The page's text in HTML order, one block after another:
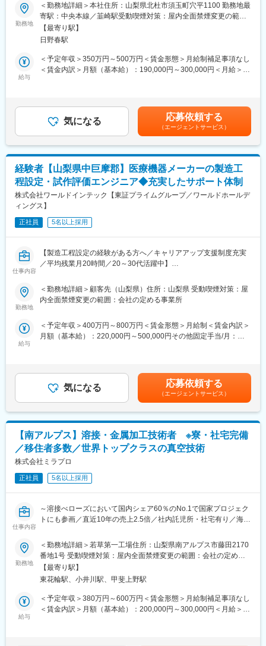
■担当業務：
同社の事務職の業務をお任せします。
今までの経験は不問です。未経験の方にも配属部署で一から丁寧
に教えますのでご安心下さい。
〈具体的には〉
各部門（技術部門、製造部門、資材部門）でのデータ入力、伝票
入力、書類整理等
【事業】
同社は1984年に元教師の津金会長が設立し7名で電子部品の組立
下請けとしてスタート、真空をコア技術とし、真空事業・ユニッ
装置に使われる「溶接ベローズ」で世界トップクラスのシェアを
誇ります。その他の事業も真空技術から発展しており、創業当時
から積み重ねた溶接・機械加工・組立等の技術の高度化を図って
きました。多くの業種に共通するものづくりのノウハウとエンジ
ニアリング手法を活かし、半導体・IT・医療・新時代のグリーン
を下支えしています。創業当初から売上も右肩上がりで推移して
おり、創業50周年にあたる2034年度には1000億円の売上げを目
【就業環境】
「住みたい田舎ランキング2018」（宝島社発刊・2018年2月号）
第1位／高校生までは医療費が無料／東京まで特急1本・車で1.5～
可能／キャンプ・登山・ウィンタースポーツ等を日常的に楽しめ
る等から、都会に近い田舎として移住を考える全世代の方から注
います。
変更の範囲：会社の定める業務
勤務地
＜勤務地詳細＞本社住所：山梨県北杜市須玉町穴平1100 勤務地最
寄駅：中央本線／韮崎駅受動喫煙対策：屋内全面禁煙変更の範
囲：会社の定める事業所
【最寄り駅】
日野春駅
給与
＜予定年収＞350万円～500万円＜賃金形態＞月給制補足事項なし
＜賃金内訳＞月額（基本給）：190,000円～300,000円＜月給＞
んと評価に反映されます。賃金はあくまでも目安の金額であり、
選考を通じて上下する可能性があります。月給(月額)は固定手当を
気になる 応募依頼する
（エージェントサービス）
経験者【山梨県中巨摩郡】医療機器メーカーの製造工
程設定・試作評価エンジニア◆充実したサポート体制
株式会社ワールドインテック【東証プライムグループ／ワールドホールデ
ィングス】
正社員 5名以上採用
仕事内容
【製造工程設定の経験がある方へ／キャリアアップ支援制度充実
／平均残業月20時間／20～30代活躍中】
■業務内容
・開発試作品の製造、および評価計画書の作成・評価・報告書作
成
・OA機器を利用した製品関連文書の制定・改訂業務、測定機器の
定期校正
■使用ツール
・試作機、開発実験機（引張試験機、顕微鏡等）
・Word、Excel、PowerPoint
・3D-CAD（SolidWorks）
■魅力
・食堂あり、敷地内全面禁煙
・当社は「医療を通じて社会に貢献する」という理念を掲げる、
100年の歴史を持つ医療機器メーカーです。
むことができます。
1）初期研修：導入研修
就業規則や評価制度の説明など
2）配属先での就業スタート
3）入社3年目～キャリアUP支援制度
※面談を行い、ご本人の強みをさらに強化し、弱みを補うための技
勤務地
＜勤務地詳細＞顧客先（山梨県）住所：山梨県 受動喫煙対策：屋
内全面禁煙変更の範囲：会社の定める事業所
給与
＜予定年収＞400万円～800万円＜賃金形態＞月給制＜賃金内訳＞
月額（基本給）：220,000円～500,000円その他固定手当/月：
年2回（7月・12月）、2025年度実績3ヶ月分■その他固定手当：
実務手当【年収例】・520万円/30歳/入社 8年目 グループリーダ
ー固定給月額40万円＋残業＋賞与賃金はあくまでも目安の金額で
あり、選考を通じて上下する可能性があります。月給(月額)は固定
手当を含めた表記です。
気になる 応募依頼する
（エージェントサービス）
【南アルプス】溶接・金属加工技術者 ※寮・社宅完備
／移住者多数／世界トップクラスの真空技術
株式会社ミラプロ
正社員 5名以上採用
仕事内容
～溶接べローズにおいて国内シェア60％のNo.1で国家プロジェク
トにも参画／直近10年の売上2.5倍／社内託児所・社宅有り／海外
■担当業務：チラーに関する溶接・金属加工技術者としてご活躍い
ただきます。様々な溶接（アーク・ガス・TIG・レーザー・電子ビ
ーム等）を経験することができ、高度な溶接スキルが身につきま
す。
■チラーとは：水をはじめとした液体の温度をコントロールするた
めの機械の名称です。EVや半導体関連で世界的に需要が高まる分
勤務地
＜勤務地詳細＞若草第一工場住所：山梨県南アルプス市藤田2170
番地1号 受動喫煙対策：屋内全面禁煙変更の範囲：会社の定める
事業所
【最寄り駅】
東花輪駅、小井川駅、甲斐上野駅
給与
＜予定年収＞380万円～600万円＜賃金形態＞月給制補足事項なし
＜賃金内訳＞月額（基本給）：200,000円～300,000円＜月給＞